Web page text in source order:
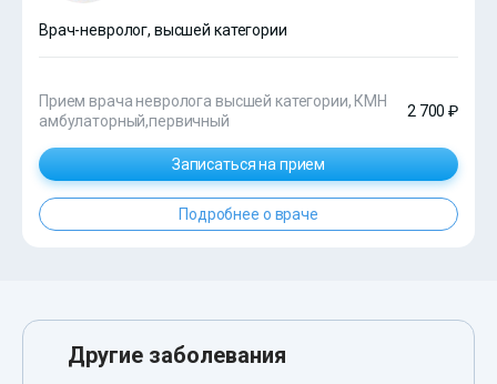
Врач-невролог, высшей категории
Прием врача невролога высшей категории, КМН
амбулаторный,первичный
2 700 ₽
Записаться на прием
Подробнее о враче
Другие заболевания